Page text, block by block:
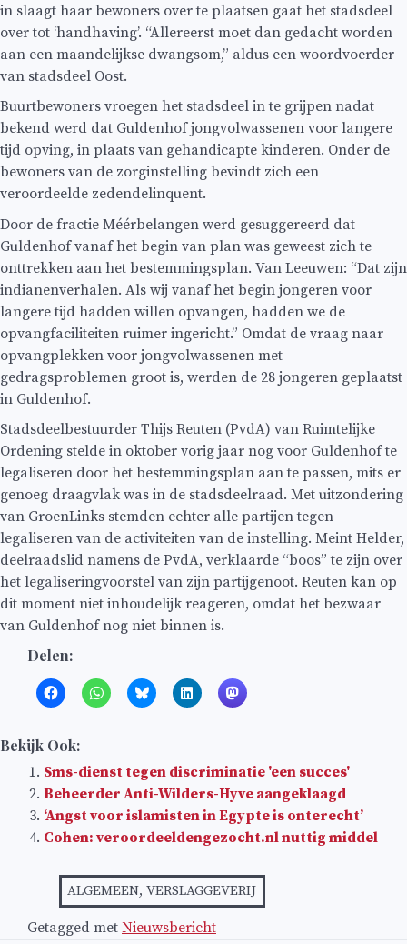
in slaagt haar bewoners over te plaatsen gaat het stadsdeel
over tot ‘handhaving’. “Allereerst moet dan gedacht worden
aan een maandelijkse dwangsom,” aldus een woordvoerder
van stadsdeel Oost.
Buurtbewoners vroegen het stadsdeel in te grijpen nadat
bekend werd dat Guldenhof jongvolwassenen voor langere
tijd opving, in plaats van gehandicapte kinderen. Onder de
bewoners van de zorginstelling bevindt zich een
veroordeelde zedendelinquent.
Door de fractie Méérbelangen werd gesuggereerd dat
Guldenhof vanaf het begin van plan was geweest zich te
onttrekken aan het bestemmingsplan. Van Leeuwen: “Dat zijn
indianenverhalen. Als wij vanaf het begin jongeren voor
langere tijd hadden willen opvangen, hadden we de
opvangfaciliteiten ruimer ingericht.” Omdat de vraag naar
opvangplekken voor jongvolwassenen met
gedragsproblemen groot is, werden de 28 jongeren geplaatst
in Guldenhof.
Stadsdeelbestuurder Thijs Reuten (PvdA) van Ruimtelijke
Ordening stelde in oktober vorig jaar nog voor Guldenhof te
legaliseren door het bestemmingsplan aan te passen, mits er
genoeg draagvlak was in de stadsdeelraad. Met uitzondering
van GroenLinks stemden echter alle partijen tegen
legaliseren van de activiteiten van de instelling. Meint Helder,
deelraadslid namens de PvdA, verklaarde “boos” te zijn over
het legaliseringvoorstel van zijn partijgenoot. Reuten kan op
dit moment niet inhoudelijk reageren, omdat het bezwaar
van Guldenhof nog niet binnen is.
Delen:
Bekijk Ook:
Sms-dienst tegen discriminatie 'een succes'
Beheerder Anti-Wilders-Hyve aangeklaagd
‘Angst voor islamisten in Egypte is onterecht’
Cohen: veroordeeldengezocht.nl nuttig middel
ALGEMEEN,VERSLAGGEVERIJ
Getagged met Nieuwsbericht